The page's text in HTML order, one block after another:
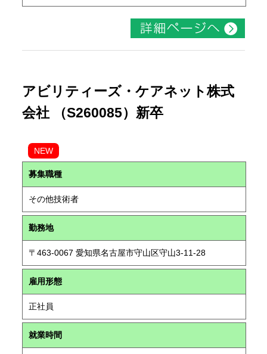
アビリティーズ・ケアネット株式
会社 （S260085）新卒
NEW
募集職種
その他技術者
勤務地
〒463-0067 愛知県名古屋市守山区守山3-11-28
雇用形態
正社員
就業時間